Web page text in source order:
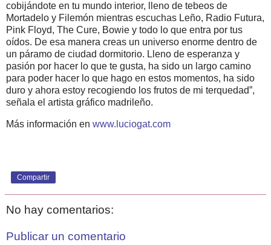
cobijándote en tu mundo interior, lleno de tebeos de
Mortadelo y Filemón mientras escuchas Leño, Radio Futura,
Pink Floyd, The Cure, Bowie y todo lo que entra por tus
oídos. De esa manera creas un universo enorme dentro de
un páramo de ciudad dormitorio. Lleno de esperanza y
pasión por hacer lo que te gusta, ha sido un largo camino
para poder hacer lo que hago en estos momentos, ha sido
duro y ahora estoy recogiendo los frutos de mi terquedad”,
señala el artista gráfico madrileño.
Más información en www.luciogat.com
Compartir
No hay comentarios:
Publicar un comentario